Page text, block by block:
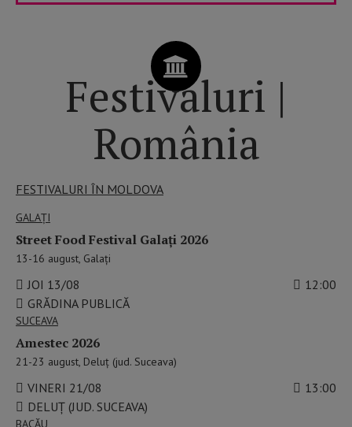
Festivaluri |
România
FESTIVALURI ÎN MOLDOVA
GALAŢI
Street Food Festival Galați 2026
13-16 august, Galați
JOI 13/08
12:00
GRĂDINA PUBLICĂ
SUCEAVA
Amestec 2026
21-23 august, Deluț (jud. Suceava)
VINERI 21/08
13:00
DELUȚ (JUD. SUCEAVA)
BACĂU